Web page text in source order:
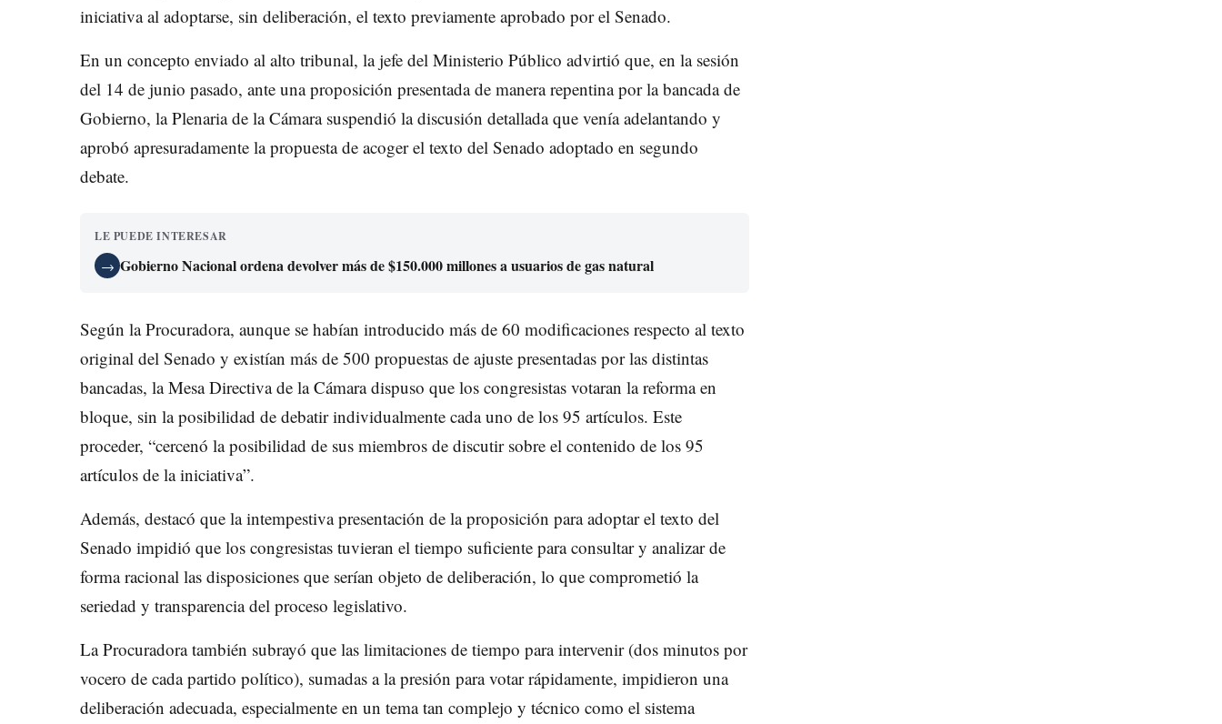
iniciativa al adoptarse, sin deliberación, el texto previamente aprobado por el Senado.
En un concepto enviado al alto tribunal, la jefe del Ministerio Público advirtió que, en la sesión
del 14 de junio pasado, ante una proposición presentada de manera repentina por la bancada de
Gobierno, la Plenaria de la Cámara suspendió la discusión detallada que venía adelantando y
aprobó apresuradamente la propuesta de acoger el texto del Senado adoptado en segundo
debate.
LE PUEDE INTERESAR
→ Gobierno Nacional ordena devolver más de $150.000 millones a usuarios de gas natural
Según la Procuradora, aunque se habían introducido más de 60 modificaciones respecto al texto
original del Senado y existían más de 500 propuestas de ajuste presentadas por las distintas
bancadas, la Mesa Directiva de la Cámara dispuso que los congresistas votaran la reforma en
bloque, sin la posibilidad de debatir individualmente cada uno de los 95 artículos. Este
proceder, “cercenó la posibilidad de sus miembros de discutir sobre el contenido de los 95
artículos de la iniciativa”.
Además, destacó que la intempestiva presentación de la proposición para adoptar el texto del
Senado impidió que los congresistas tuvieran el tiempo suficiente para consultar y analizar de
forma racional las disposiciones que serían objeto de deliberación, lo que comprometió la
seriedad y transparencia del proceso legislativo.
La Procuradora también subrayó que las limitaciones de tiempo para intervenir (dos minutos por
vocero de cada partido político), sumadas a la presión para votar rápidamente, impidieron una
deliberación adecuada, especialmente en un tema tan complejo y técnico como el sistema